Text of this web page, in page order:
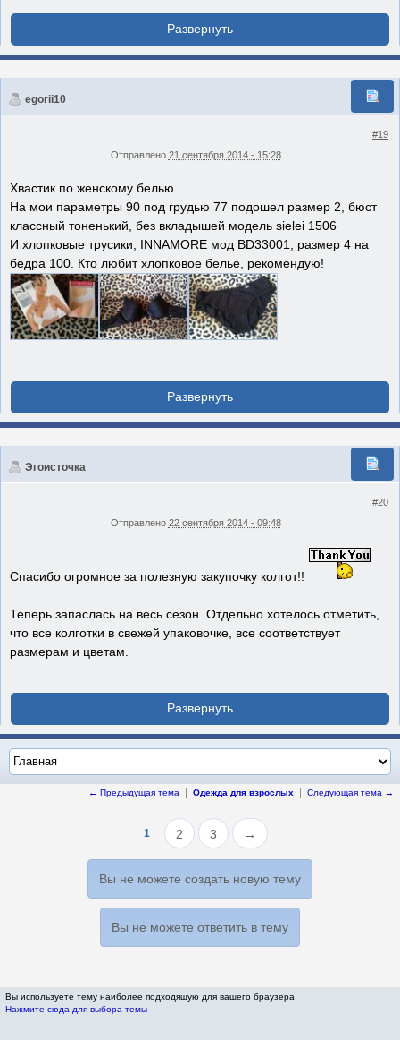
egorii10
#19
Отправлено 21 сентября 2014 - 15:28
Хвастик по женскому белью.
На мои параметры 90 под грудью 77 подошел размер 2, бюст
классный тоненький, без вкладышей модель sielei 1506
И хлопковые трусики, INNAMORE мод BD33001, размер 4 на
бедра 100. Кто любит хлопковое белье, рекомендую!
Эгоисточка
#20
Отправлено 22 сентября 2014 - 09:48
Спасибо огромное за полезную закупочку колгот!!
Теперь запаслась на весь сезон. Отдельно хотелось отметить,
что все колготки в свежей упаковочке, все соответствует
размерам и цветам.
← Предыдущая тема Одежда для взрослых Следующая тема →
1 2 3 →
Вы не можете создать новую тему
Вы не можете ответить в тему
Вы используете тему наиболее подходящую для вашего браузера
Нажмите сюда для выбора темы